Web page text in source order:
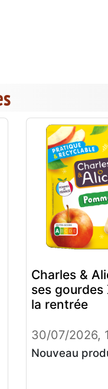
Charles &
ses gourdes
la rentrée
30/07/2026,
Nouveau